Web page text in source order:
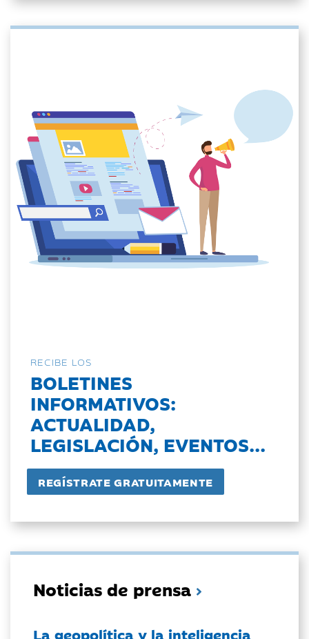
RECIBE LOS
BOLETINES
INFORMATIVOS:
ACTUALIDAD,
LEGISLACIÓN, EVENTOS...
Noticias de prensa
La geopolítica y la inteligencia